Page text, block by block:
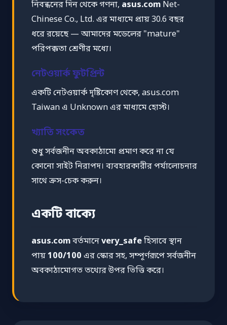
নিবন্ধনের দিন থেকে গণনা, asus.com Net-
Chinese Co., Ltd. এর মাধ্যমে প্রায় 30.6 বছর
ধরে রয়েছে — আমাদের মডেলের "mature"
পরিপক্কতা শ্রেণীর মধ্যে।
নেটওয়ার্ক ফুটপ্রিন্ট
একটি নেটওয়ার্ক দৃষ্টিকোণ থেকে, asus.com
Taiwan এ Unknown এর মাধ্যমে হোস্ট।
খ্যাতি সংকেত
শুধু সর্বজনীন অবকাঠামো প্রমাণ করে না যে
কোনো সাইট নিরাপদ। ব্যবহারকারীর পর্যালোচনার
সাথে ক্রস-চেক করুন।
একটি বাক্যে
asus.comবর্তমানেvery_safeহিসাবে স্থান
পায়100/100 এর স্কোর সহ, সম্পূর্ণরূপে সর্বজনীন
অবকাঠামোগত তথ্যের উপর ভিত্তি করে।